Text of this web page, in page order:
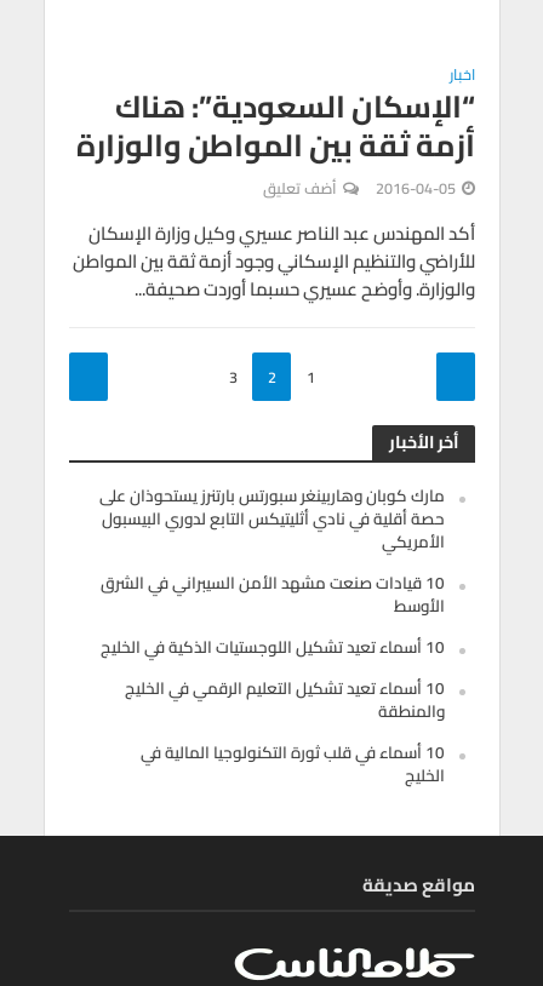
اخبار
“الإسكان السعودية”: هناك
أزمة ثقة بين المواطن والوزارة
2016-04-05 أضف تعليق
أكد المهندس عبد الناصر عسيري وكيل وزارة الإسكان
للأراضي والتنظيم الإسكاني وجود أزمة ثقة بين المواطن
والوزارة. وأوضح عسيري حسبما أوردت صحيفة...
1
2
3
أخر الأخبار
مارك كوبان وهاربينغر سبورتس بارتنرز يستحوذان على
حصة أقلية في نادي أثليتيكس التابع لدوري البيسبول
الأمريكي
10 قيادات صنعت مشهد الأمن السيبراني في الشرق
الأوسط
10 أسماء تعيد تشكيل اللوجستيات الذكية في الخليج
10 أسماء تعيد تشكيل التعليم الرقمي في الخليج
والمنطقة
10 أسماء في قلب ثورة التكنولوجيا المالية في
الخليج
مواقع صديقة